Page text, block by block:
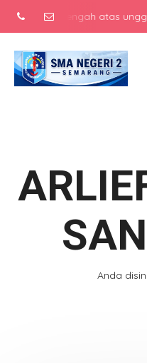
menengah atas
Anda